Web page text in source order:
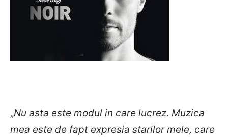
„Nu asta este modul in care lucrez. Muzica
mea este de fapt expresia starilor mele, care